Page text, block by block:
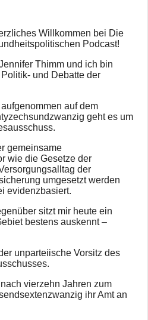
Willkommen bei Die
Podcast!
Thimm und ich bin
und Debatte der
auf dem
geht es um
gemeinsame
wie die Gesetze der
der
umgesetzt werden
evidenzbasiert.
sitzt mir heute ein
bestens auskennt –
unparteiische Vorsitz des
vierzehn Jahren zum
ihr Amt an